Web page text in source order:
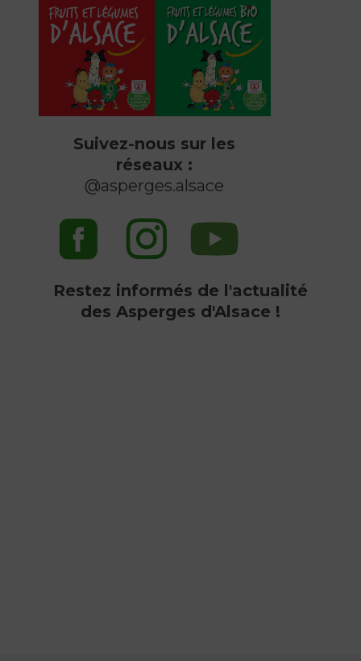
Suivez-nous sur les
réseaux :
@asperges.alsace
Restez informés de l'actualité
des Asperges d'Alsace !